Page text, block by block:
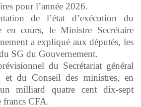
pour l’année 2026.
de l’état d’exécution du
en cours, le Ministre Secrétaire
a expliqué aux députés, les
SG du Gouvernement.
du Secrétariat général
et du Conseil des ministres, en
milliard quatre cent dix-sept
CFA.